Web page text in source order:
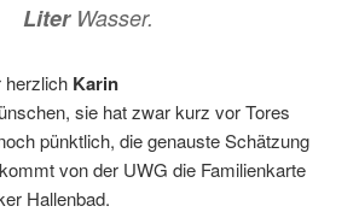
LiterWasser.
herzlich Karin
sie hat zwar kurz vor Tores
pünktlich, die genauste Schätzung
von der UWG die Familienkarte
Hallenbad.